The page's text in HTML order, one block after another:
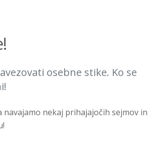
osebne stike. Ko se
nekaj prihajajočih sejmov in